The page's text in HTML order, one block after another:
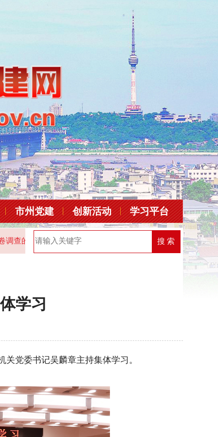
市州党建 创新活动 学习平台
的通知 2025年“机关党建创新榜”优秀案例名单 2026年
搜 索
学习
党委书记吴麟章主持集体学习。